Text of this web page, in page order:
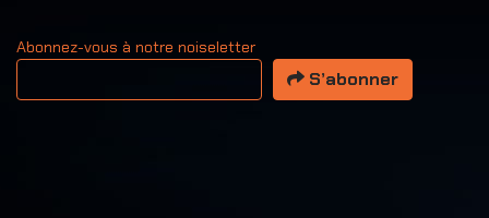
Abonnez-vous à notre noiseletter
Votre adresse email
S’abonner